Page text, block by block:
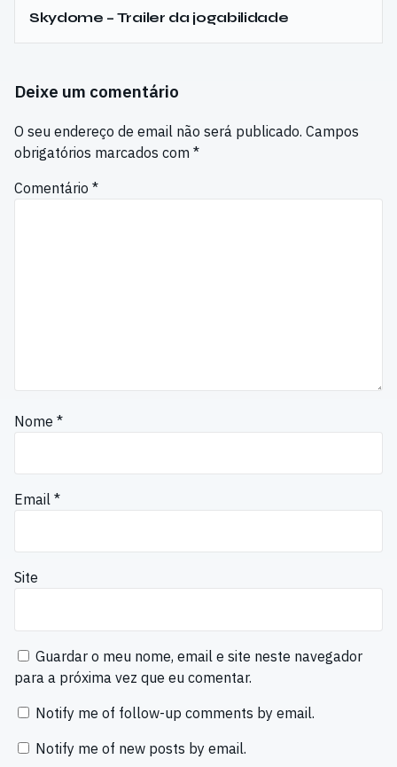
Skydome – Trailer da jogabilidade
Deixe um comentário
O seu endereço de email não será publicado. Campos
obrigatórios marcados com *
Comentário *
Nome *
Email *
Site
Guardar o meu nome, email e site neste navegador
para a próxima vez que eu comentar.
Notify me of follow-up comments by email.
Notify me of new posts by email.